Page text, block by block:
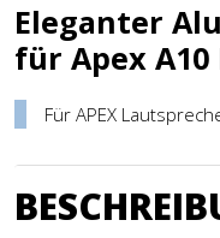
Eleganter
für Apex
Für APEX